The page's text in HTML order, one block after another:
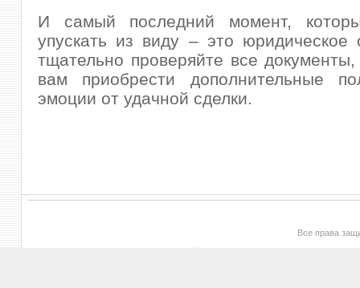
И самый последний момент,
упускать из виду – это юридическое
тщательно проверяйте все
вам приобрести дополнительные
эмоции от удачной сделки.
Все права